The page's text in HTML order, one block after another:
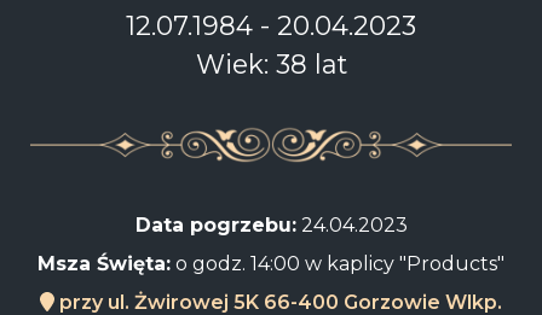
12.07.1984 - 20.04.2023
Wiek: 38 lat
Data pogrzebu:24.04.2023
Msza Święta: o godz. 14:00 w kaplicy "Products"
przy ul. Żwirowej 5K 66-400 Gorzowie Wlkp.